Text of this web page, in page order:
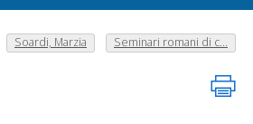
Soardi, Marzia Seminari romani di c...